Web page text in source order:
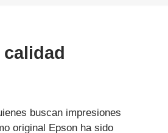
calidad
buscan impresiones
original Epson ha sido